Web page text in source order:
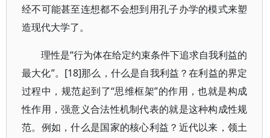
经不可能甚至连想都不会想到用孔子办学的模式来塑
造现代大学了。
理性是“行为体在给定约束条件下追求自我利益的
最大化”。[18]那么，什么是自我利益？在利益的界定
过程中，规范起到了“思维框架”的作用，也就是构成
性作用，强意义合法性机制代表的就是这种构成性规
范。例如，什么是国家的核心利益？近代以来，领土